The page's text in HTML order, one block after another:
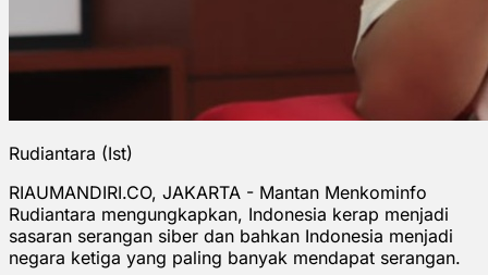
Rudiantara (Ist)
RIAUMANDIRI.CO, JAKARTA - Mantan Menkominfo
Rudiantara mengungkapkan, Indonesia kerap menjadi
sasaran serangan siber dan bahkan Indonesia menjadi
negara ketiga yang paling banyak mendapat serangan.